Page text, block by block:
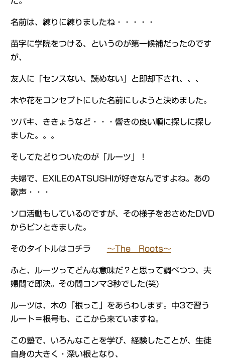
名前は、練りに練りましたね・・・・・
苗字に学院をつける、というのが第一候補だったのです
が、
友人に「センスない、読めない」と即却下され、、、
木や花をコンセプトにした名前にしようと決めました。
ツバキ、ききょうなど・・・響きの良い順に探しに探し
ました。。。
そしてたどりついたのが「ルーツ」！
夫婦で、EXILEのATSUSHIが好きなんですよね。あの
歌声・・・
ソロ活動もしているのですが、その様子をおさめたDVD
からピンときました。
そのタイトルはコチラ ～The Roots～
ふと、ルーツってどんな意味だ？と思って調べつつ、夫
婦間で即決。その間コンマ3秒でした(笑)
ルーツは、木の「根っこ」をあらわします。中3で習う
ルート＝根号も、ここから来ていますね。
この塾で、いろんなことを学び、経験したことが、生徒
自身の大きく・深い根となり、